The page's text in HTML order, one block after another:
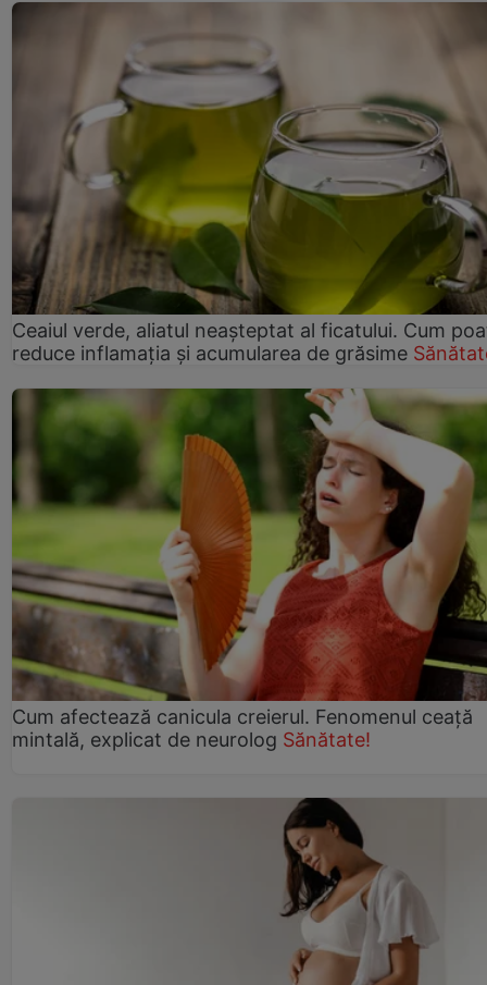
Ceaiul verde, aliatul neașteptat al ficatului. Cum
reduce inflamația și acumularea de grăsime
Cum afectează canicula creierul. Fenomenul ceață
mintală, explicat de neurolog Sănătate!